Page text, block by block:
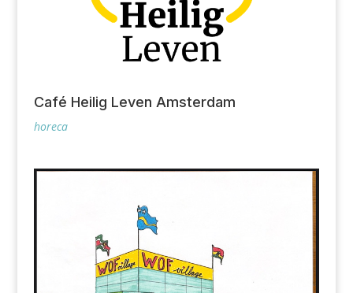
Café Heilig Leven Amsterdam
horeca